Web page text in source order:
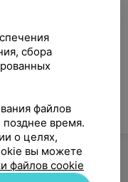
сбора
файлов
позднее время.
о целях,
вы можете
файлов cookie